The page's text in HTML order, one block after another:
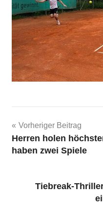
Vorheriger Beitrag
Herren holen
haben zwei Spiele
Tiebreak-